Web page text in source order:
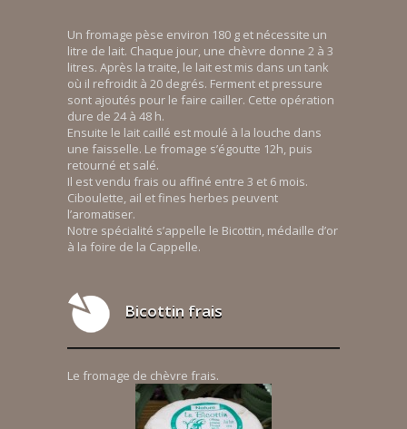
Un fromage pèse environ 180 g et nécessite un
litre de lait. Chaque jour, une chèvre donne 2 à 3
litres. Après la traite, le lait est mis dans un tank
où il refroidit à 20 degrés. Ferment et pressure
sont ajoutés pour le faire cailler. Cette opération
dure de 24 à 48 h.
Ensuite le lait caillé est moulé à la louche dans
une faisselle. Le fromage s’égoutte 12h, puis
retourné et salé.
Il est vendu frais ou affiné entre 3 et 6 mois.
Ciboulette, ail et fines herbes peuvent
l’aromatiser.
Notre spécialité s’appelle le Bicottin, médaille d’or
à la foire de la Cappelle.
Bicottin frais
Le fromage de chèvre frais.